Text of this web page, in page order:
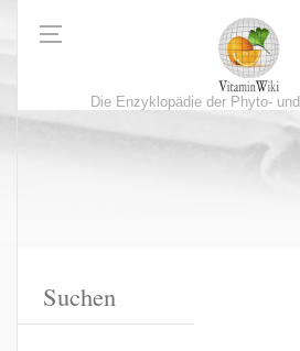
Die Enzyklopädie der Phyto-